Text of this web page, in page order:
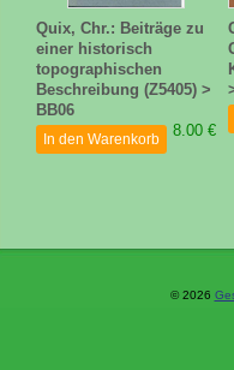
Quix, Chr.: Beiträge zu
einer historisch
topographischen
Beschreibung (Z5405) >
BB06
8.00 €
In den Warenkorb
© 2026